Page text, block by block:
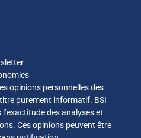
opinions personnelles des
purement informatif. BSI
des analyses et
Ces opinions peuvent être